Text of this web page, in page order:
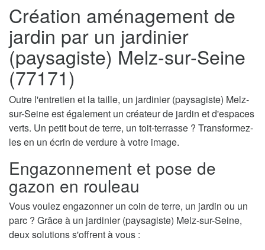
Création aménagement de
jardin par un jardinier
(paysagiste) Melz-sur-Seine
(77171)
Outre l'entretien et la taille, un jardinier (paysagiste) Melz-
sur-Seine est également un créateur de jardin et d'espaces
verts. Un petit bout de terre, un toit-terrasse ? Transformez-
les en un écrin de verdure à votre image.
Engazonnement et pose de
gazon en rouleau
Vous voulez engazonner un coin de terre, un jardin ou un
parc ? Grâce à un jardinier (paysagiste) Melz-sur-Seine,
deux solutions s'offrent à vous :